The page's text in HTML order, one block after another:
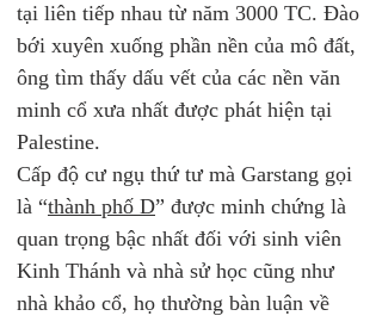
tại liên tiếp nhau từ năm 3000 TC. Đào
bới xuyên xuống phần nền của mô đất,
ông tìm thấy dấu vết của các nền văn
minh cổ xưa nhất được phát hiện tại
Palestine.
Cấp độ cư ngụ thứ tư mà Garstang gọi
là “thành phố D” được minh chứng là
quan trọng bậc nhất đối với sinh viên
Kinh Thánh và nhà sử học cũng như
nhà khảo cổ, họ thường bàn luận về